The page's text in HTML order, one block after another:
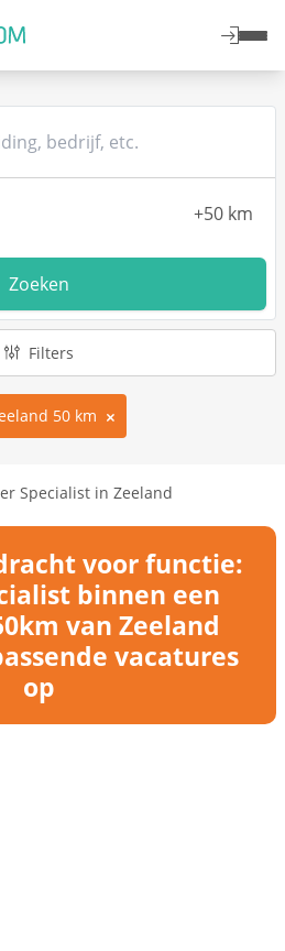
Zoeken
Filters
50 km
Specialist in Zeeland
voor functie:
binnen een
van Zeeland
vacatures
op